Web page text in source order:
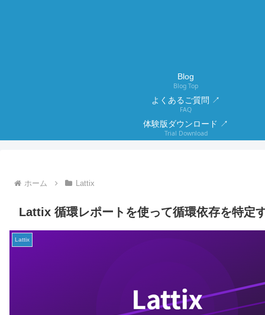
Blog
Blog Top
よくあるご質問 ↗
FAQ
体験版ダウンロード ↗
Trial Download
ホーム Lattix
Lattix 循環レポートを使って循環依存を特定
Lattix